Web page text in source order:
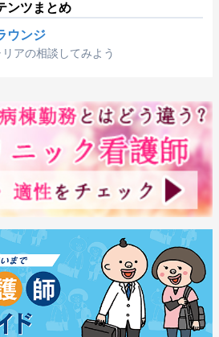
ンツまとめ
ウンジ
アの相談してみよう